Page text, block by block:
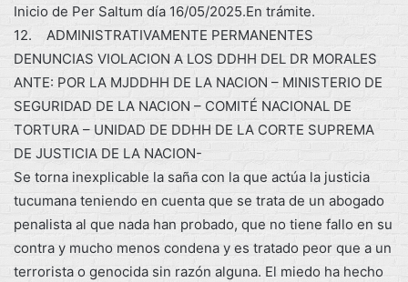
Inicio de Per Saltum día 16/05/2025.En trámite.
12. ADMINISTRATIVAMENTE PERMANENTES
DENUNCIAS VIOLACION A LOS DDHH DEL DR MORALES
ANTE: POR LA MJDDHH DE LA NACION – MINISTERIO DE
SEGURIDAD DE LA NACION – COMITÉ NACIONAL DE
TORTURA – UNIDAD DE DDHH DE LA CORTE SUPREMA
DE JUSTICIA DE LA NACION-
Se torna inexplicable la saña con la que actúa la justicia
tucumana teniendo en cuenta que se trata de un abogado
penalista al que nada han probado, que no tiene fallo en su
contra y mucho menos condena y es tratado peor que a un
terrorista o genocida sin razón alguna. El miedo ha hecho